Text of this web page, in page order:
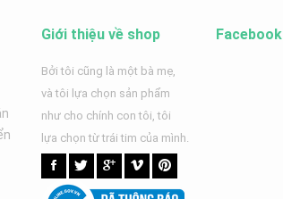
Giới thiệu về shop
Bởi tôi cũng là một bà mẹ,
và tôi lựa chọn sản phẩm
như cho chính con tôi, tôi
lựa chọn từ trái tim của mình.
Facebook